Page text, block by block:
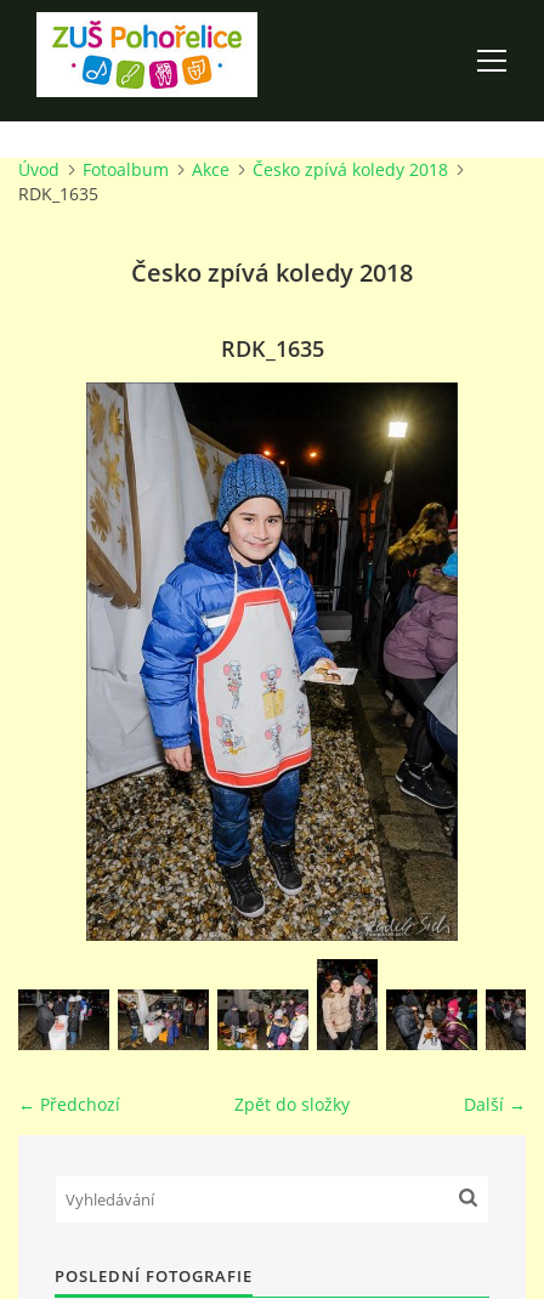
ÚVOD
O ŠKOLE
PRO RODIČE
TALENTOVÉ ZKOUŠKY
STUDIJNÍ OBORY
VIDEA - FILMOVÁ TVORBA
PEDAGOGICKÝ SBOR
DOKUMENTY / KE STAŽENÍ
KURZY
PŘÍMĚSTSKÝ TÁBOR
MISS VÝTVARNÝ MODEL
ZAMĚSTNÁNÍ
Úvod Fotoalbum Akce
Česko zpívá koledy 2018
RDK_1635
Česko zpívá koledy 2018
RDK_1635
← Předchozí Další →
Zpět do složky
POSLEDNÍ FOTOGRAFIE